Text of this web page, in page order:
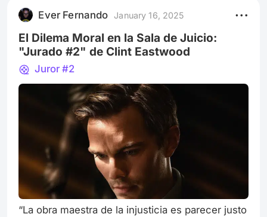
Su partida ha dejado un vacío en la industria
cinematográfica, pero su legado perdurará
como un faro para aquellos que buscan
entender
Ever Fernando January 16, 2025
El Dilema Moral en la Sala de Juicio:
"Jurado #2" de Clint Eastwood
Juror #2
“La obra maestra de la injusticia es parecer justo